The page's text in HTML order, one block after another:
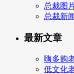
总裁图
总裁新
最新文章
嗨多购
低文化